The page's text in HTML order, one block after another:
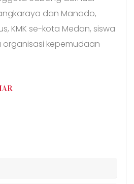
dan Manado,
KMK se-kota Medan, siswa
organisasi kepemudaan